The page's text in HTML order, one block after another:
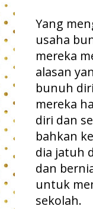
Yang
usaha
mereka
alasan
bunuh
mereka
diri dan
bahkan
dia jatuh
dan
untuk
sekolah.